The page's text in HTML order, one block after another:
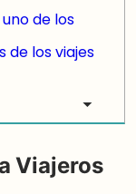
de los
de los viajes
Viajeros